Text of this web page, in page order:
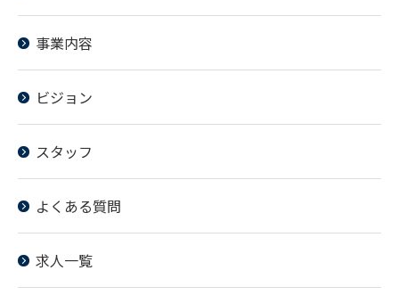
事業内容
ビジョン
スタッフ
よくある質問
求人一覧